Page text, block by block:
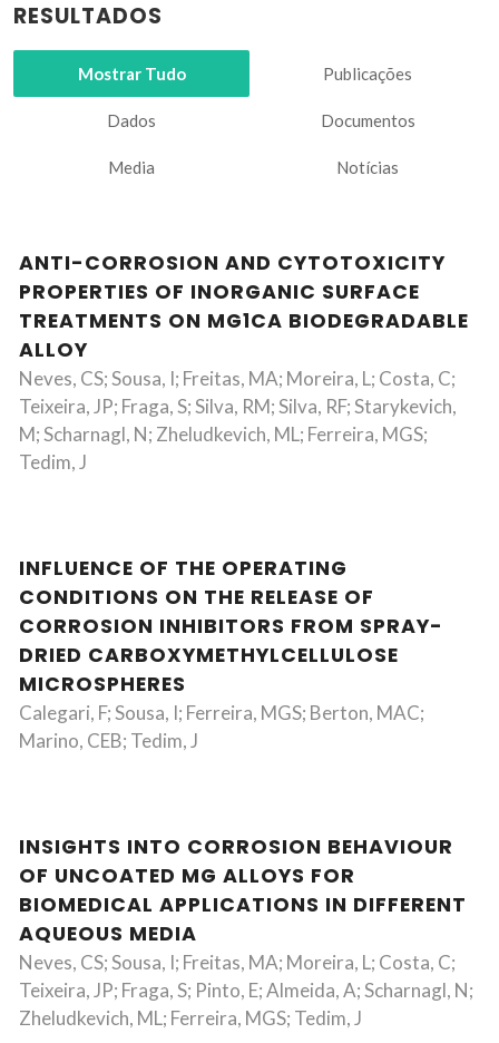
RESULTADOS
Mostrar Tudo Publicações
Dados Documentos
Media Notícias
ANTI-CORROSION AND CYTOTOXICITY
PROPERTIES OF INORGANIC SURFACE
TREATMENTS ON MG1CA BIODEGRADABLE
ALLOY
Neves, CS; Sousa, I; Freitas, MA; Moreira, L; Costa, C;
Teixeira, JP; Fraga, S; Silva, RM; Silva, RF; Starykevich,
M; Scharnagl, N; Zheludkevich, ML; Ferreira, MGS;
Tedim, J
INFLUENCE OF THE OPERATING
CONDITIONS ON THE RELEASE OF
CORROSION INHIBITORS FROM SPRAY-
DRIED CARBOXYMETHYLCELLULOSE
MICROSPHERES
Calegari, F; Sousa, I; Ferreira, MGS; Berton, MAC;
Marino, CEB; Tedim, J
INSIGHTS INTO CORROSION BEHAVIOUR
OF UNCOATED MG ALLOYS FOR
BIOMEDICAL APPLICATIONS IN DIFFERENT
AQUEOUS MEDIA
Neves, CS; Sousa, I; Freitas, MA; Moreira, L; Costa, C;
Teixeira, JP; Fraga, S; Pinto, E; Almeida, A; Scharnagl, N;
Zheludkevich, ML; Ferreira, MGS; Tedim, J